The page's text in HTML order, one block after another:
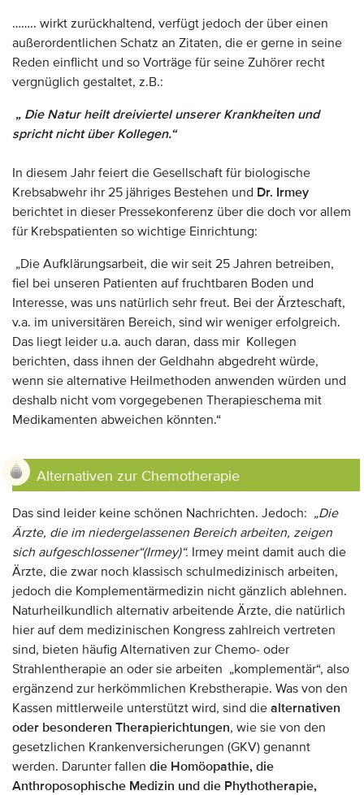
…….. wirkt zurückhaltend, verfügt jedoch der über einen
außerordentlichen Schatz an Zitaten, die er gerne in seine
Reden einflicht und so Vorträge für seine Zuhörer recht
vergnüglich gestaltet, z.B.:
„ Die Natur heilt dreiviertel unserer Krankheiten und
spricht nicht über Kollegen.“
In diesem Jahr feiert die Gesellschaft für biologische
Krebsabwehr ihr 25 jähriges Bestehen und Dr. Irmey
berichtet in dieser Pressekonferenz über die doch vor allem
für Krebspatienten so wichtige Einrichtung:
„Die Aufklärungsarbeit, die wir seit 25 Jahren betreiben,
fiel bei unseren Patienten auf fruchtbaren Boden und
Interesse, was uns natürlich sehr freut. Bei der Ärzteschaft,
v.a. im universitären Bereich, sind wir weniger erfolgreich.
Das liegt leider u.a. auch daran, dass mir Kollegen
berichten, dass ihnen der Geldhahn abgedreht würde,
wenn sie alternative Heilmethoden anwenden würden und
deshalb nicht vom vorgegebenen Therapieschema mit
Medikamenten abweichen könnten.“
Alternativen zur Chemotherapie
Das sind leider keine schönen Nachrichten. Jedoch: „Die
Ärzte, die im niedergelassenen Bereich arbeiten, zeigen
sich aufgeschlossener“(Irmey)“. Irmey meint damit auch die
Ärzte, die zwar noch klassisch schulmedizinisch arbeiten,
jedoch die Komplementärmedizin nicht gänzlich ablehnen.
Naturheilkundlich alternativ arbeitende Ärzte, die natürlich
hier auf dem medizinischen Kongress zahlreich vertreten
sind, bieten häufig Alternativen zur Chemo- oder
Strahlentherapie an oder sie arbeiten „komplementär“, also
ergänzend zur herkömmlichen Krebstherapie. Was von den
Kassen mittlerweile unterstützt wird, sind die alternativen
oder besonderen Therapierichtungen, wie sie von den
gesetzlichen Krankenversicherungen (GKV) genannt
werden. Darunter fallen die Homöopathie, die
Anthroposophische Medizin und die Phythotherapie,